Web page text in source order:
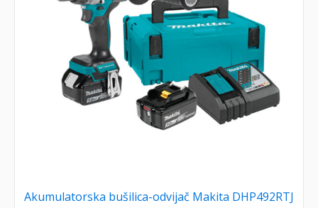
Akumulatorska bušilica-odvijač Makita DHP492RTJ